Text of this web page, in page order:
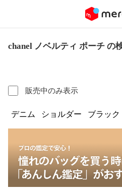
chanel ノベルティ ポーチ の
販売中のみ表示
デニム ショルダー ブラック